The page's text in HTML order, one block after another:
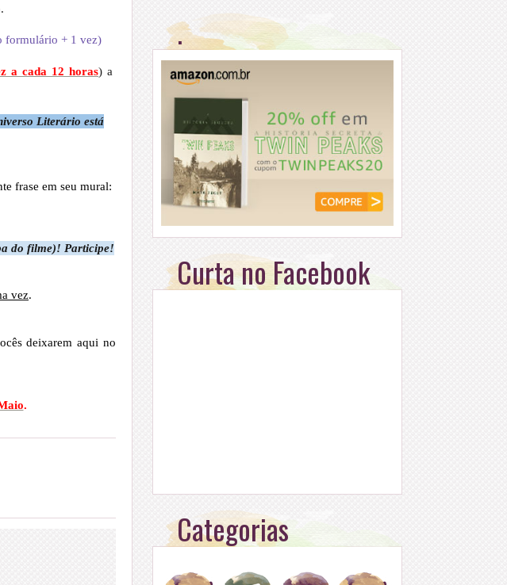
formulário + 1 vez)
a cada 12 horas) a
Literário está
frase em seu mural:
do filme)! Participe!
vez.
deixarem aqui no
.
.
Curta no Facebook
Categorias